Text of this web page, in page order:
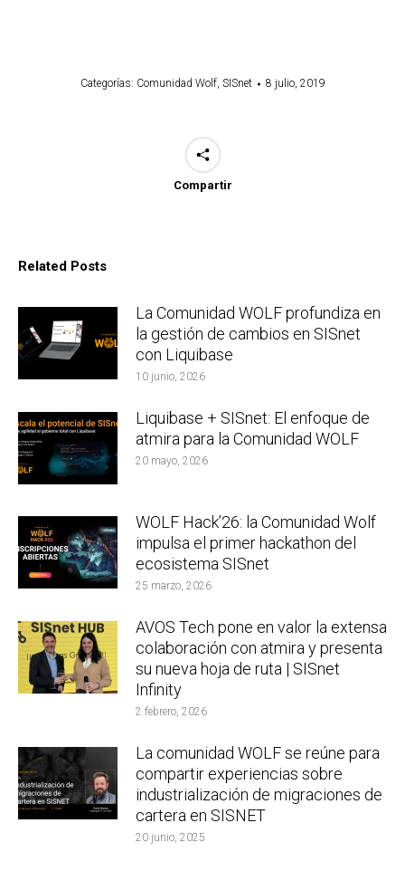
Categorías: Comunidad Wolf, SISnet 8 julio, 2019
Compartir
Related Posts
La Comunidad WOLF profundiza en
la gestión de cambios en SISnet
con Liquibase
10 junio, 2026
Liquibase + SISnet: El enfoque de
atmira para la Comunidad WOLF
20 mayo, 2026
WOLF Hack’26: la Comunidad Wolf
impulsa el primer hackathon del
ecosistema SISnet
25 marzo, 2026
AVOS Tech pone en valor la extensa
colaboración con atmira y presenta
su nueva hoja de ruta | SISnet
Infinity
2 febrero, 2026
La comunidad WOLF se reúne para
compartir experiencias sobre
industrialización de migraciones de
cartera en SISNET
20 junio, 2025